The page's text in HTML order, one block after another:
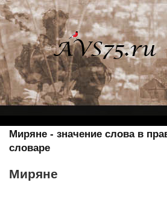
Миряне - значение слова в
словаре
Миряне